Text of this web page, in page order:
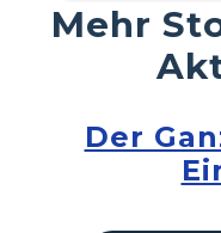
Mehr
Der